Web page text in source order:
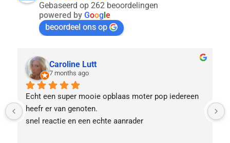
Gebaseerd op 262 beoordelingen
powered by Google
beoordeel ons op
Caroline Lutt
7 months ago
Echt een super mooie opblaas moter pop iedereen
heefr er van genoten.
snel reactie en een echte aanrader